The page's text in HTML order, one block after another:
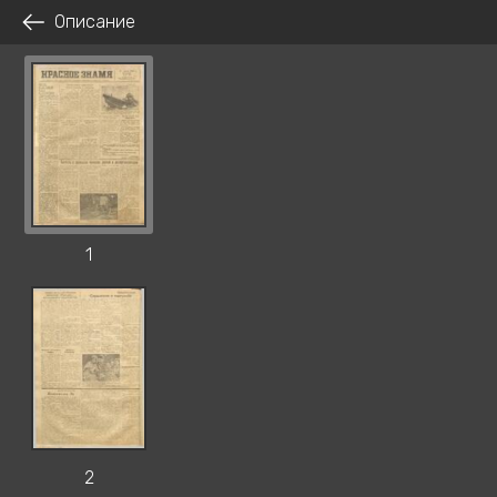
Описание
1
2